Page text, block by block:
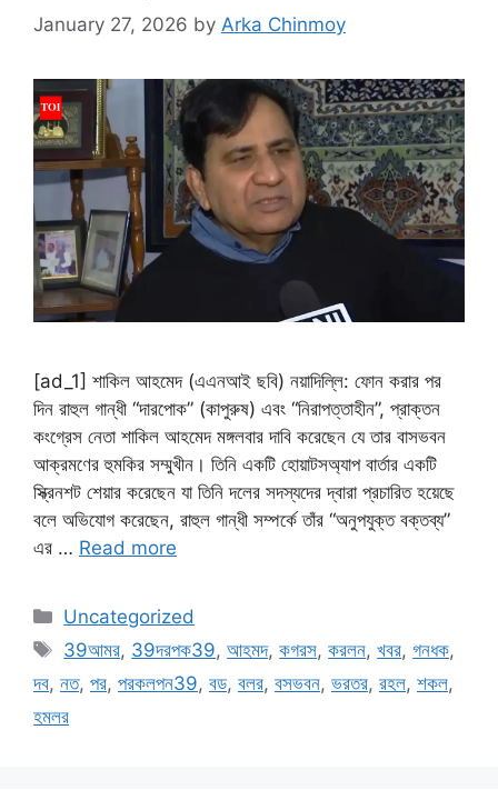
January 27, 2026 by Arka Chinmoy
[ad_1] শাকিল আহমেদ (এএনআই ছবি) নয়াদিল্লি: ফোন করার পর
দিন রাহুল গান্ধী “দারপোক” (কাপুরুষ) এবং “নিরাপত্তাহীন”, প্রাক্তন
কংগ্রেস নেতা শাকিল আহমেদ মঙ্গলবার দাবি করেছেন যে তার বাসভবন
আক্রমণের হুমকির সম্মুখীন। তিনি একটি হোয়াটসঅ্যাপ বার্তার একটি
স্ক্রিনশট শেয়ার করেছেন যা তিনি দলের সদস্যদের দ্বারা প্রচারিত হয়েছে
বলে অভিযোগ করেছেন, রাহুল গান্ধী সম্পর্কে তাঁর “অনুপযুক্ত বক্তব্য”
এর … Read more
Categories
Uncategorized
Tags
39আমর, 39দরপক39,আহমদ,কগরস,করলন,খবর,গনধক,
দব, নত, পর, পরকলপন39, বড, বলর, বসভবন, ভরতর, রহল, শকল,
হমলর